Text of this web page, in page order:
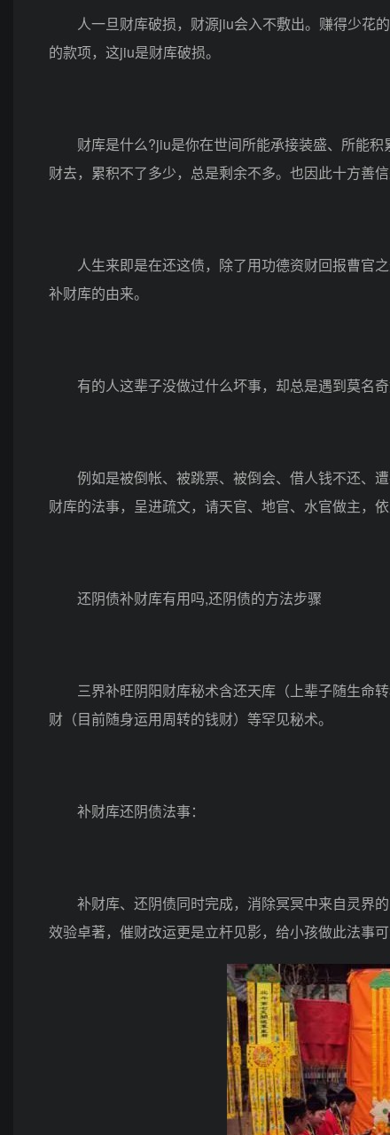
人一旦财库破损，财源jiu会入不敷出。赚得少花的
的款项，这jiu是财库破损。
财库是什么?jiu是你在世间所能承接装盛、所能积
财去，累积不了多少，总是剩余不多。也因此十方善
人生来即是在还这债，除了用功德资财回报曹官之
补财库的由来。
有的人这辈子没做过什么坏事，却总是遇到莫名奇
例如是被倒帐、被跳票、被倒会、借人钱不还、
财库的法事，呈进疏文，请天官、地官、水官做主，
还阴债补财库有用吗,还阴债的方法步骤
三界补旺阴阳财库秘术含还天库（上辈子随生命转
财（目前随身运用周转的钱财）等罕见秘术。
补财库还阴债法事：
补财库、还阴债同时完成，消除冥冥中来自灵界的
效验卓著，催财改运更是立杆见影，给小孩做此法事